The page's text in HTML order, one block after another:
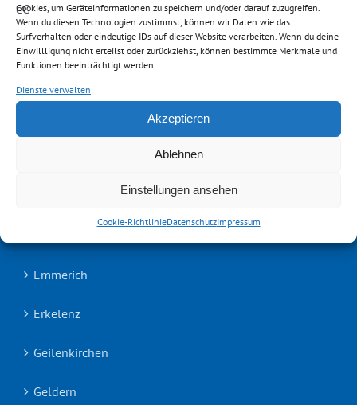
Cookies, um Geräteinformationen zu speichern und/oder darauf zuzugreifen.
Wenn du diesen Technologien zustimmst, können wir Daten wie das
Surfverhalten oder eindeutige IDs auf dieser Website verarbeiten. Wenn du deine
Einwillligung nicht erteilst oder zurückziehst, können bestimmte Merkmale und
Funktionen beeinträchtigt werden.
Dienste verwalten
Akzeptieren
Ablehnen
Einstellungen ansehen
Cookie-RichtlinieDatenschutzImpressum
Barrierefreiheitserklärung
Widerrufsrecht
Vertrag widerrufen
Cookie-Richtlinie (EU)
Emmerich
Erkelenz
Geilenkirchen
Geldern